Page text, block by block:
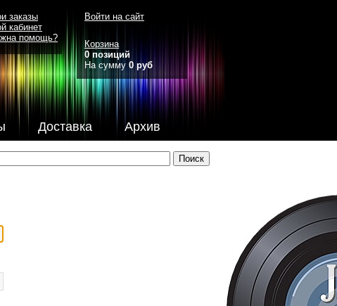
Доставка Архив
заказы
кабинет
помощь?
Войти на сайт
Корзина
0 позиций
На сумму 0 руб